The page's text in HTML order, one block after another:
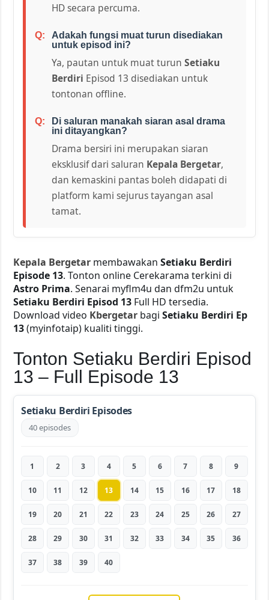
HD secara percuma.
Adakah fungsi muat turun disediakan
untuk episod ini?
Ya, pautan untuk muat turunSetiaku
Berdiri Episod 13 disediakan untuk
tontonan offline.
Di saluran manakah siaran asal drama
ini ditayangkan?
Drama bersiri ini merupakan siaran
eksklusif dari saluran Kepala Bergetar,
dan kemaskini pantas boleh didapati di
platform kami sejurus tayangan asal
tamat.
Kepala Bergetar membawakanSetiaku Berdiri
Episode 13. Tonton online Cerekarama terkini di
Astro Prima. Senarai myflm4u dan dfm2u untuk
Setiaku Berdiri Episod 13 Full HD tersedia.
Download video Kbergetar bagiSetiaku Berdiri Ep
13(myinfotaip) kualiti tinggi.
Tonton Setiaku Berdiri Episod
13 – Full Episode 13
Setiaku Berdiri Episodes
40 episodes
1 2 3 4 5 6 7 8 9
10 11 12 13 14 15 16 17 18
19 20 21 22 23 24 25 26 27
28 29 30 31 32 33 34 35 36
37 38 39 40